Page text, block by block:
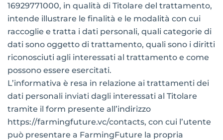
16929771000, in qualità di Titolare del trattamento,
intende illustrare le finalità e le modalità con cui
raccoglie e tratta i dati personali, quali categorie di
dati sono oggetto di trattamento, quali sono i diritti
riconosciuti agli interessati al trattamento e come
possono essere esercitati.
L’informativa è resa in relazione ai trattamenti dei
dati personali inviati dagli interessati al Titolare
tramite il form presente all’indirizzo
https://farmingfuture.vc/contacts, con cui l’utente
può presentare a FarmingFuture la propria